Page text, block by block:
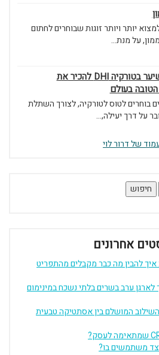
יותר ויותר זוגות שבוחרים לחתום
על מנת...
השתלת שיער בטורקיה DHI להכיר את
בעולם
בוחרים לטוס לטורקיה, לצורך השתלת
על דרך יעילה,...
של דרור לוי
אחרונים
להבין מה כבר מקבלים מהתפריט
ערב בשרים בלתי נשכח במינימום
המושלם בין אסתטיקה טבעית
משתמשים בו?